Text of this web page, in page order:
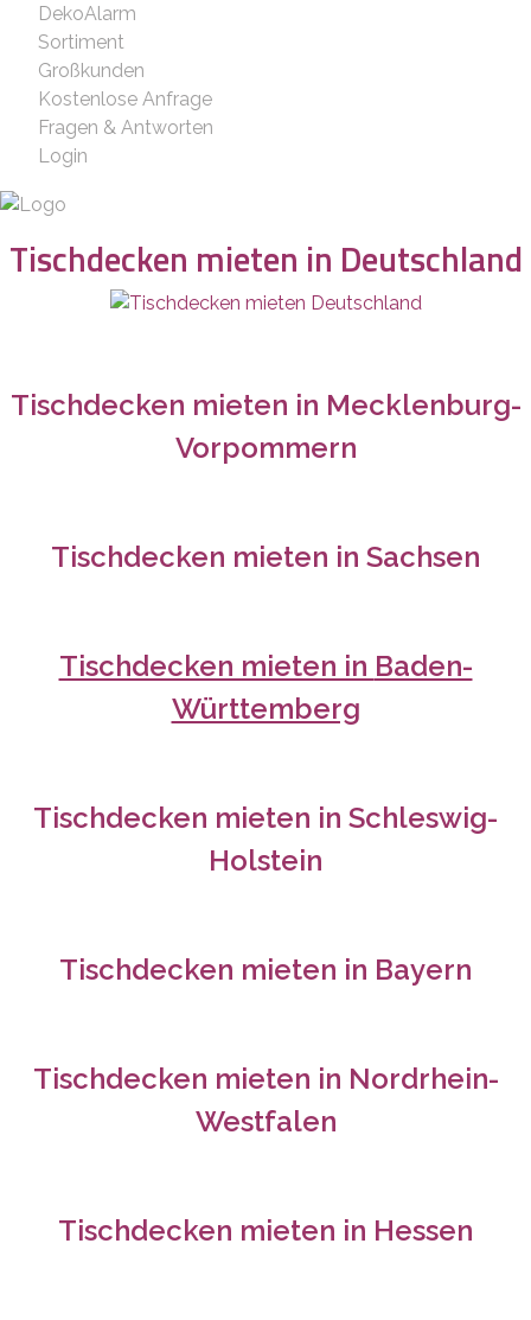
DekoAlarm
Sortiment
Großkunden
Kostenlose Anfrage
Fragen & Antworten
Login
Tischdecken mieten in Deutschland
Tischdecken mieten in Mecklenburg-
Vorpommern
Tischdecken mieten in Sachsen
Tischdecken mieten in Baden-
Württemberg
Tischdecken mieten in Schleswig-
Holstein
Tischdecken mieten in Bayern
Tischdecken mieten in Nordrhein-
Westfalen
Tischdecken mieten in Hessen